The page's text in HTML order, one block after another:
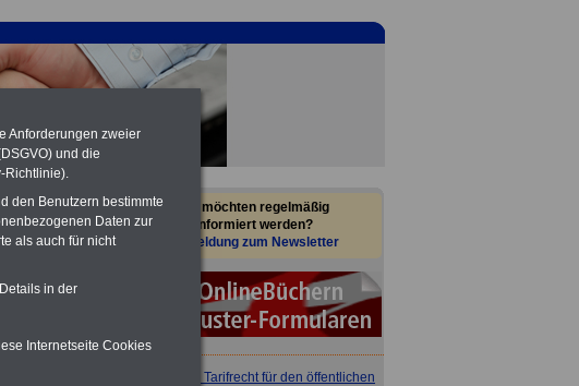
Sie möchten regelmäßig
informiert werden?
Anmeldung zum Newsletter
Tarifrecht für den öffentlichen
Anforderungen zweier
und die
Richtlinie).
den Benutzern bestimmte
Daten zur
als auch für nicht
in der
Internetseite Cookies